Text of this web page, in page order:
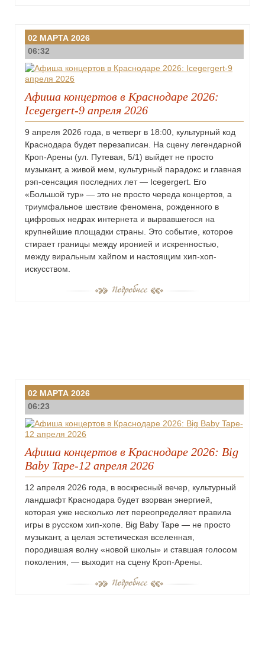
02 МАРТА 2026
06:32
Афиша концертов в Краснодаре 2026:
Icegergert-9 апреля 2026
9 апреля 2026 года, в четверг в 18:00, культурный код
Краснодара будет перезаписан. На сцену легендарной
Кроп-Арены (ул. Путевая, 5/1) выйдет не просто
музыкант, а живой мем, культурный парадокс и главная
рэп-сенсация последних лет — Icegergert. Его
«Большой тур» — это не просто череда концертов, а
триумфальное шествие феномена, рожденного в
цифровых недрах интернета и вырвавшегося на
крупнейшие площадки страны. Это событие, которое
стирает границы между иронией и искренностью,
между виральным хайпом и настоящим хип-хоп-
искусством.
02 МАРТА 2026
06:23
Афиша концертов в Краснодаре 2026: Big
Baby Tape-12 апреля 2026
12 апреля 2026 года, в воскресный вечер, культурный
ландшафт Краснодара будет взорван энергией,
которая уже несколько лет переопределяет правила
игры в русском хип-хопе. Big Baby Tape — не просто
музыкант, а целая эстетическая вселенная,
породившая волну «новой школы» и ставшая голосом
поколения, — выходит на сцену Кроп-Арены.